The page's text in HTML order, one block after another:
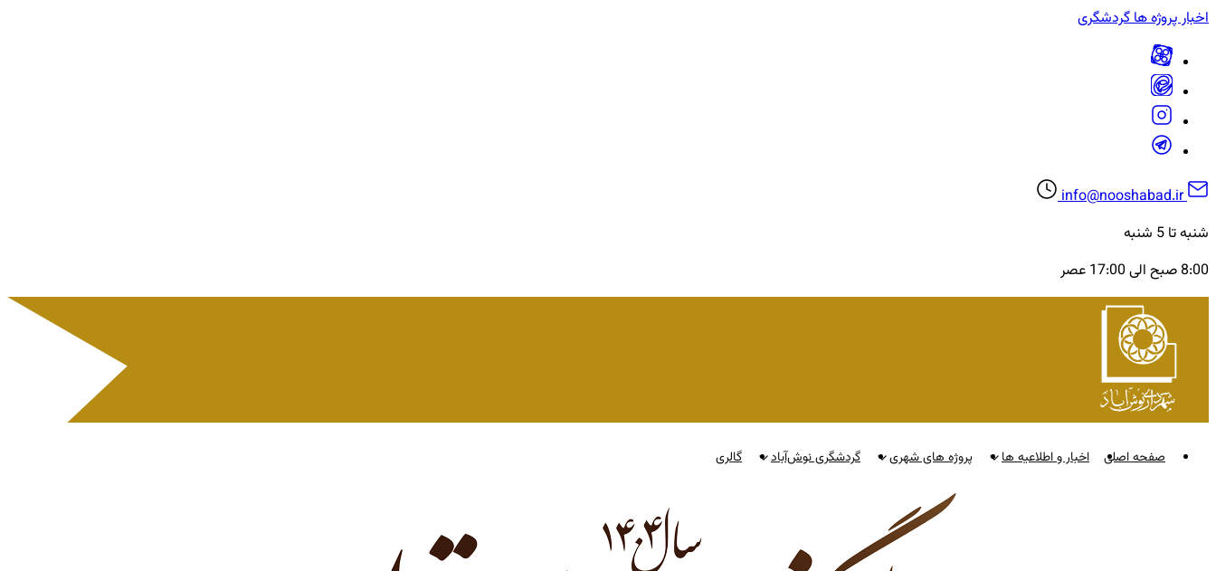
اخبارپروژه هاگردشگری
info@nooshabad.ir
شنبه تا 5 شنبه
8:00 صبح الی 17:00 عصر
صفحه اصلی اخبار و اطلاعیه ها پروژه های شهری گردشگری نوش‌آباد گالری